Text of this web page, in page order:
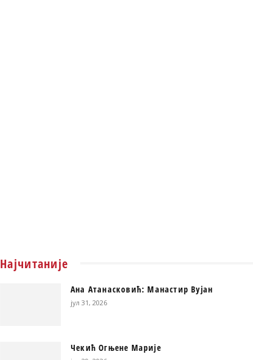
Најчитаније
Ана Атанасковић: Манастир Вујан
јул 31, 2026
Чекић Огњене Марије